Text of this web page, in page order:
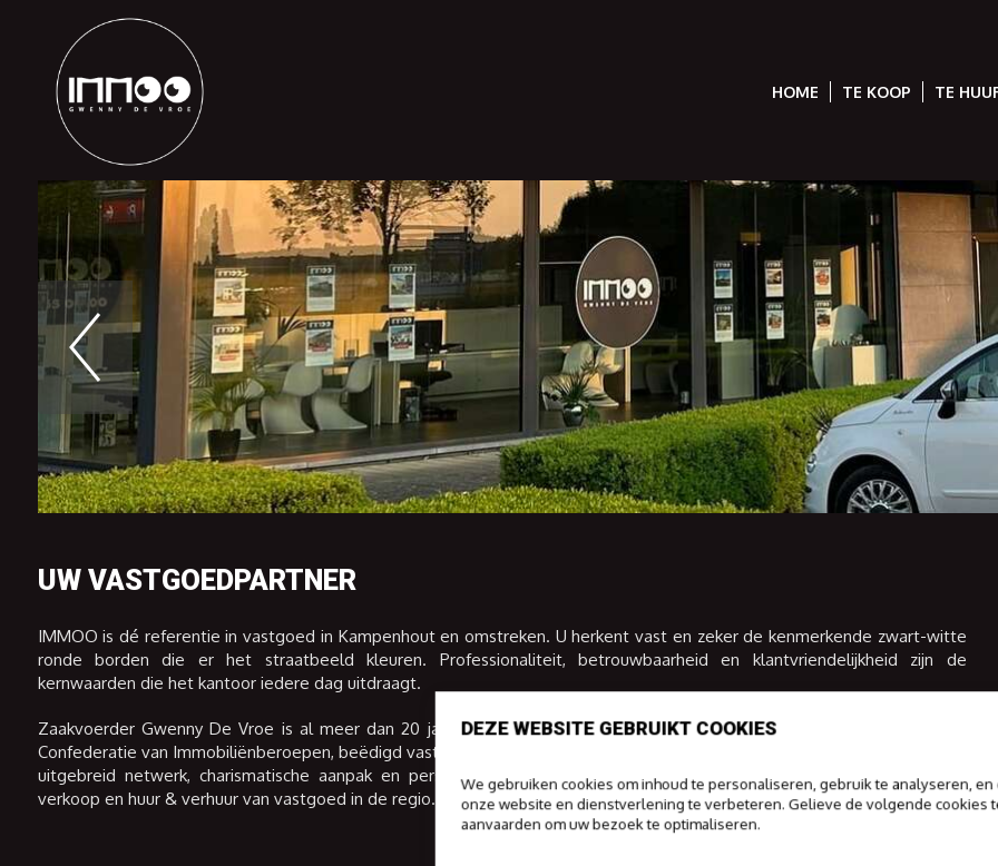
HOME TE KOOP TE
UW VASTGOEDPARTNER
IMMOO is dé referentie in vastgoed in Kampenhout en omstreken. U herkent vast en zeker de kenmerkende zwart-witte
ronde borden die er het straatbeeld kleuren. Professionaliteit, betrouwbaarheid en klantvriendelijkheid zijn de
kernwaarden die het kantoor iedere dag uitdraagt.
Zaakvoerder Gwenny De Vroe is al meer dan 20 jaar actief als erkend BIV-vastgoedmakelaar en is aangesloten bij de
Confederatie van Immobiliënberoepen, beëdigd vastgoedexpert door feXpro en erkend schatter-expert door VlaBel. Haar
uitgebreid netwerk, charismatische aanpak en persoonlijke touch maken van haar hét aanspreekpunt inzake koop &
verkoop en huur & verhuur van vastgoed in de regio.
DEZE WEBSITE GEBRUIKT COOKIES
We gebruiken cookies om inhoud te personaliseren, gebruik te analyseren, en
onze website en dienstverlening te verbeteren. Gelieve de volgende cookies
aanvaarden om uw bezoek te optimaliseren.